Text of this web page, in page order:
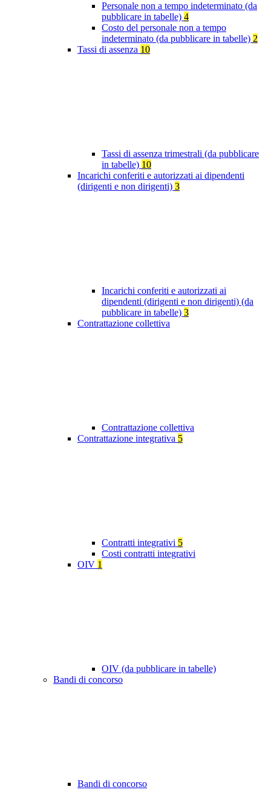
Personale non a tempo indeterminato (da
pubblicare in tabelle) 4
Costo del personale non a tempo
indeterminato (da pubblicare in tabelle) 2
Tassi di assenza 10
Tassi di assenza trimestrali (da pubblicare
in tabelle) 10
Incarichi conferiti e autorizzati ai dipendenti
(dirigenti e non dirigenti) 3
Incarichi conferiti e autorizzati ai
dipendenti (dirigenti e non dirigenti) (da
pubblicare in tabelle) 3
Contrattazione collettiva
Contrattazione collettiva
Contrattazione integrativa 5
Contratti integrativi 5
Costi contratti integrativi
OIV 1
OIV (da pubblicare in tabelle)
Bandi di concorso
Bandi di concorso